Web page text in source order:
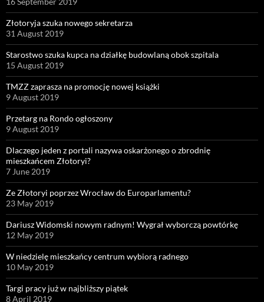
Złotoryja szuka nowego sekretarza
31 August 2019
Starostwo szuka kupca na działkę budowlaną obok szpitala
15 August 2019
TMZZ zaprasza na promocję nowej książki
9 August 2019
Przetarg na Rondo ogłoszony
9 August 2019
Dlaczego jeden z portali nazywa oskarżonego o zbrodnię
mieszkańcem Złotoryi?
7 June 2019
Ze Złotoryi poprzez Wrocław do Europarlamentu?
23 May 2019
Dariusz Widomski nowym radnym! Wygrał wyborczą powtórkę
12 May 2019
W niedzielę mieszkańcy centrum wybiorą radnego
10 May 2019
Targi pracy już w najbliższy piątek
8 April 2019